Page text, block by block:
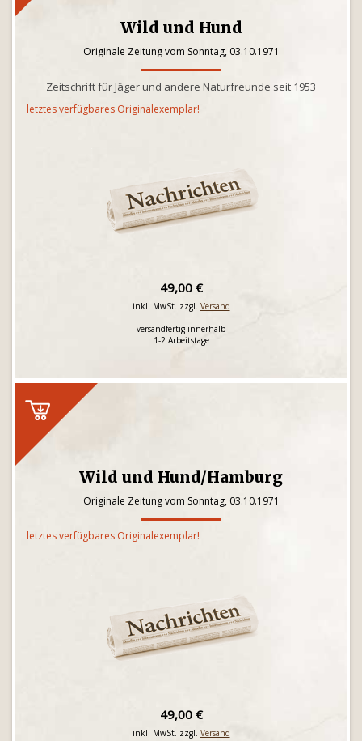
Wild und Hund
Originale Zeitung vom Sonntag, 03.10.1971
Zeitschrift für Jäger und andere Naturfreunde seit 1953
letztes verfügbares Originalexemplar!
49,00 €
inkl. MwSt. zzgl. Versand
versandfertig innerhalb
1-2 Arbeitstage
Wild und Hund/Hamburg
Originale Zeitung vom Sonntag, 03.10.1971
letztes verfügbares Originalexemplar!
49,00 €
inkl. MwSt. zzgl. Versand